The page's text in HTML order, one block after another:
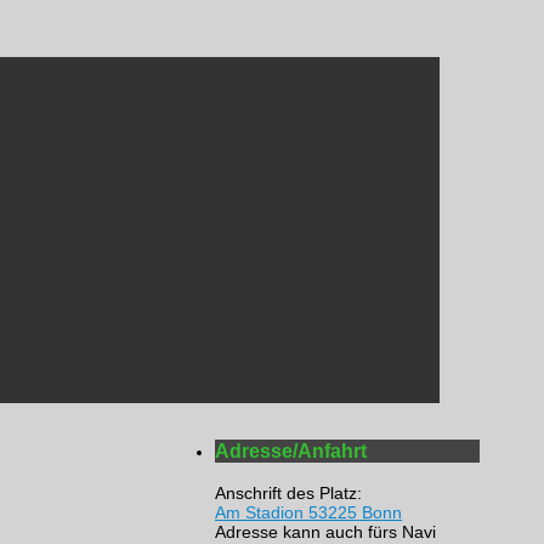
Adresse/Anfahrt
Anschrift des Platz:
Am Stadion 53225 Bonn
Adresse kann auch fürs Navi